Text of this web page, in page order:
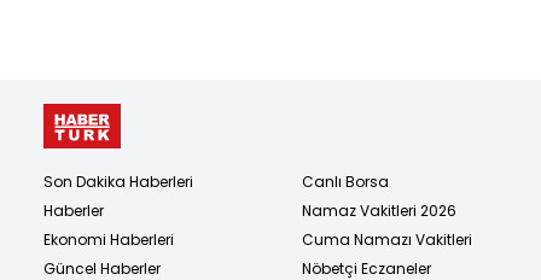
Son Dakika Haberleri
Haberler
Ekonomi Haberleri
Güncel Haberler
Canlı Borsa
Namaz Vakitleri 2026
Cuma Namazı Vakitleri
Nöbetçi Eczaneler